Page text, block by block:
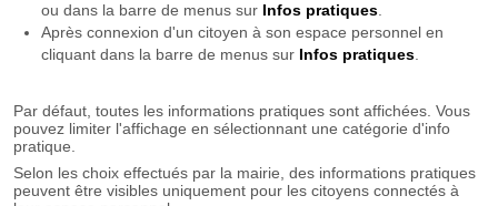
ou dans la barre de menus sur Infos pratiques.
Après connexion d'un citoyen à son espace personnel en
cliquant dans la barre de menus sur Infos pratiques.
Par défaut, toutes les informations pratiques sont affichées. Vous
pouvez limiter l'affichage en sélectionnant une catégorie d'info
pratique.
Selon les choix effectués par la mairie, des informations pratiques
peuvent être visibles uniquement pour les citoyens connectés à